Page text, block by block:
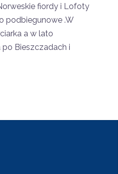
fiordy i Lofoty
podbiegunowe .W
a w lato
po Bieszczadach i